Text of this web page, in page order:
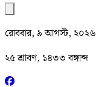
রোববার, ৯ আগস্ট, ২০২৬
২৫ শ্রাবণ, ১৪৩৩ বঙ্গাব্দ